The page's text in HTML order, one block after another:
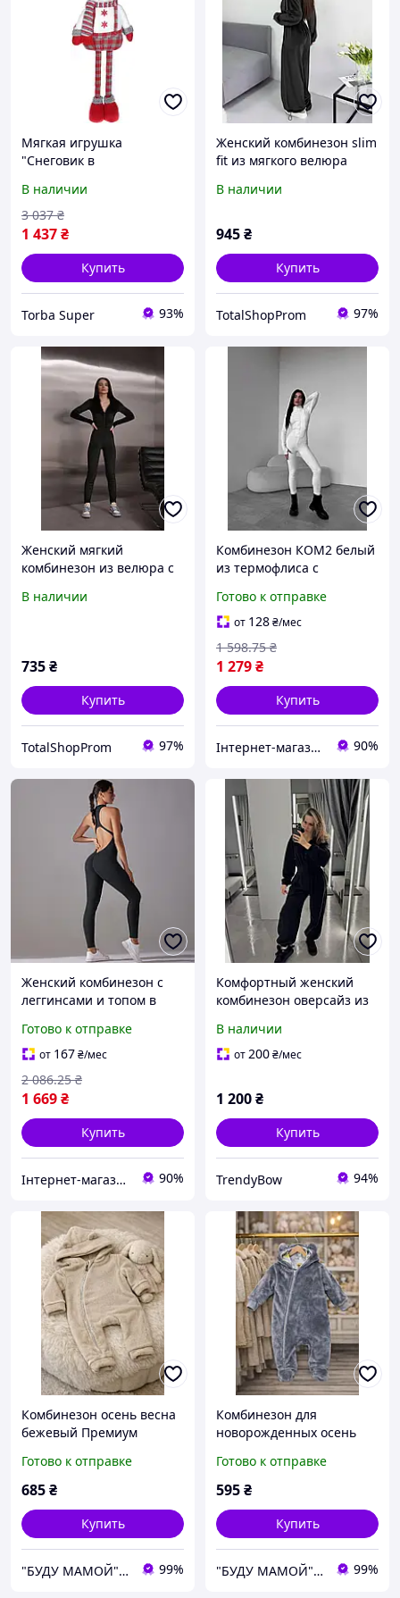
Мягкая игрушка
"Снеговик в
12х28х48см, белый с
красным
В наличии
1 437₴
3 037 ₴
Купить
Torba Super 93%
Женский комбинезон slim
fit из мягкого велюра
В наличии
945₴
Купить
TotalShopProm 97%
Женский мягкий
комбинезон из велюра с
В наличии
735₴
Купить
TotalShopProm 97%
Комбинезон КОМ2 белый
из термофлиса с
замке теплый и мягкий
комфортный для тела
Готово к отправке
от 128₴/мес
1 279₴
1 598.75 ₴
Купить
Інтернет-магазин Clothes-Mall 90%
Женский комбинезон с
леггинсами и топом в
Гладкий 70244 из мягкого
материала
Готово к отправке
от 167₴/мес
1 669₴
2 086.25 ₴
Купить
Інтернет-магазин Clothes-Mall 90%
Комфортный женский
комбинезон оверсайз из
широкими брюками
палаццо
В наличии
от200₴/мес
1 200₴
Купить
TrendyBow 94%
Комбинезон осень весна
бежевый Премиум
ножки ткань супер мягкая
Готово к отправке
685₴
Купить
"БУДУ МАМОЙ" 7000 грн до року Все для новорожденных, Одежда и белье для кормящих, сумки в роддом 99%
Комбинезон для
новорожденных осень
62 р ткань супер мягкая
Готово к отправке
595₴
Купить
"БУДУ МАМОЙ" 7000 грн до року Все для новорожденных, Одежда и белье для кормящих, сумки в роддом 99%